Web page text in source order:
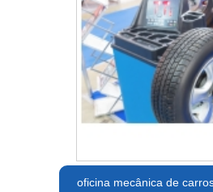
oficina mecânica de